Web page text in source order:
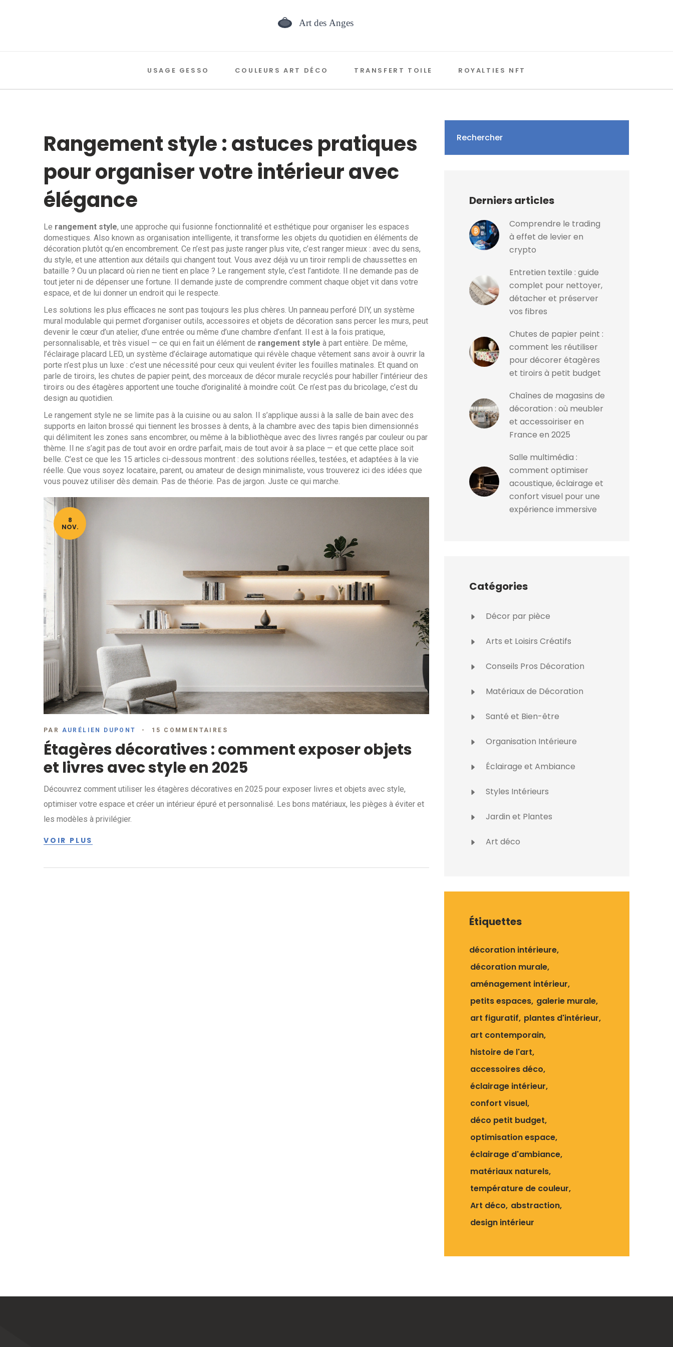
USAGE GESSO COULEURS ART DÉCO TRANSFERT TOILE ROYALTIES NFT
Rangement style : astuces pratiques
pour organiser votre intérieur avec
élégance
Le rangement style, une approche qui fusionne fonctionnalité et esthétique pour organiser les espaces
domestiques. Also known as organisation intelligente, it transforme les objets du quotidien en éléments de
décoration plutôt qu’en encombrement. Ce n’est pas juste ranger plus vite, c’est ranger mieux : avec du sens,
du style, et une attention aux détails qui changent tout. Vous avez déjà vu un tiroir rempli de chaussettes en
bataille ? Ou un placard où rien ne tient en place ? Le rangement style, c’est l’antidote. Il ne demande pas de
tout jeter ni de dépenser une fortune. Il demande juste de comprendre comment chaque objet vit dans votre
espace, et de lui donner un endroit qui le respecte.
Les solutions les plus efficaces ne sont pas toujours les plus chères. Un panneau perforé DIY, un système
mural modulable qui permet d’organiser outils, accessoires et objets de décoration sans percer les murs, peut
devenir le cœur d’un atelier, d’une entrée ou même d’une chambre d’enfant. Il est à la fois pratique,
personnalisable, et très visuel — ce qui en fait un élément de rangement style à part entière. De même,
l’éclairage placard LED, un système d’éclairage automatique qui révèle chaque vêtement sans avoir à ouvrir la
porte n’est plus un luxe : c’est une nécessité pour ceux qui veulent éviter les fouilles matinales. Et quand on
parle de tiroirs, les chutes de papier peint, des morceaux de décor murale recyclés pour habiller l’intérieur des
tiroirs ou des étagères apportent une touche d’originalité à moindre coût. Ce n’est pas du bricolage, c’est du
design au quotidien.
Le rangement style ne se limite pas à la cuisine ou au salon. Il s’applique aussi à la salle de bain avec des
supports en laiton brossé qui tiennent les brosses à dents, à la chambre avec des tapis bien dimensionnés
qui délimitent les zones sans encombrer, ou même à la bibliothèque avec des livres rangés par couleur ou par
thème. Il ne s’agit pas de tout avoir en ordre parfait, mais de tout avoir à sa place — et que cette place soit
belle. C’est ce que les 15 articles ci-dessous montrent : des solutions réelles, testées, et adaptées à la vie
réelle. Que vous soyez locataire, parent, ou amateur de design minimaliste, vous trouverez ici des idées que
vous pouvez utiliser dès demain. Pas de théorie. Pas de jargon. Juste ce qui marche.
8
NOV.
PAR AURÉLIEN DUPONT 15 COMMENTAIRES
Étagères décoratives : comment exposer objets
et livres avec style en 2025
Découvrez comment utiliser les étagères décoratives en 2025 pour exposer livres et objets avec style,
optimiser votre espace et créer un intérieur épuré et personnalisé. Les bons matériaux, les pièges à éviter et
les modèles à privilégier.
VOIR PLUS
Rechercher
Derniers articles
Comprendre le trading
à effet de levier en
crypto
Entretien textile : guide
complet pour nettoyer,
détacher et préserver
vos fibres
Chutes de papier peint :
comment les réutiliser
pour décorer étagères
et tiroirs à petit budget
Chaînes de magasins de
décoration : où meubler
et accessoiriser en
France en 2025
Salle multimédia :
comment optimiser
acoustique, éclairage et
confort visuel pour une
expérience immersive
Catégories
Décor par pièce
Arts et Loisirs Créatifs
Conseils Pros Décoration
Matériaux de Décoration
Santé et Bien-être
Organisation Intérieure
Éclairage et Ambiance
Styles Intérieurs
Jardin et Plantes
Art déco
Étiquettes
décoration intérieure
décoration murale
aménagement intérieur
petits espaces galerie murale
art figuratif plantes d'intérieur
art contemporain
histoire de l'art
accessoires déco
éclairage intérieur
confort visuel
déco petit budget
optimisation espace
éclairage d'ambiance
matériaux naturels
température de couleur
Art déco abstraction
design intérieur